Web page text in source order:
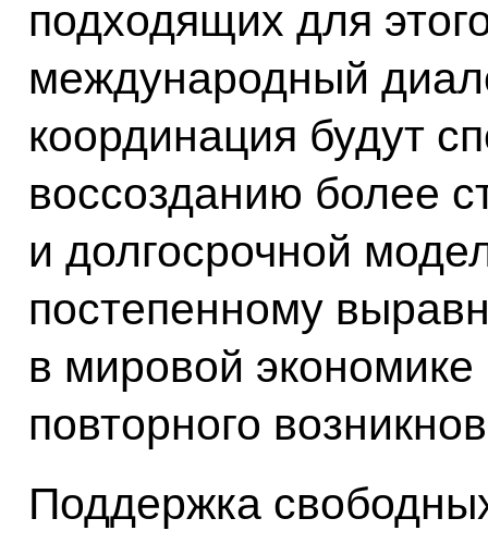
подходящих для
международный
координация будут
воссозданию более
и долгосрочной
постепенному
в мировой
повторного
Поддержка